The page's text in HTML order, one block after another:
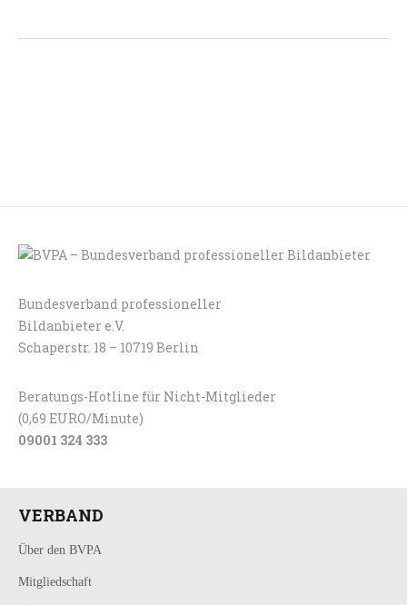
Bundesverband professioneller
Bildanbieter e.V.
Schaperstr. 18 – 10719 Berlin
Beratungs-Hotline für Nicht-Mitglieder
(0,69 EURO/Minute)
09001 324 333
VERBAND
Über den BVPA
Mitgliedschaft